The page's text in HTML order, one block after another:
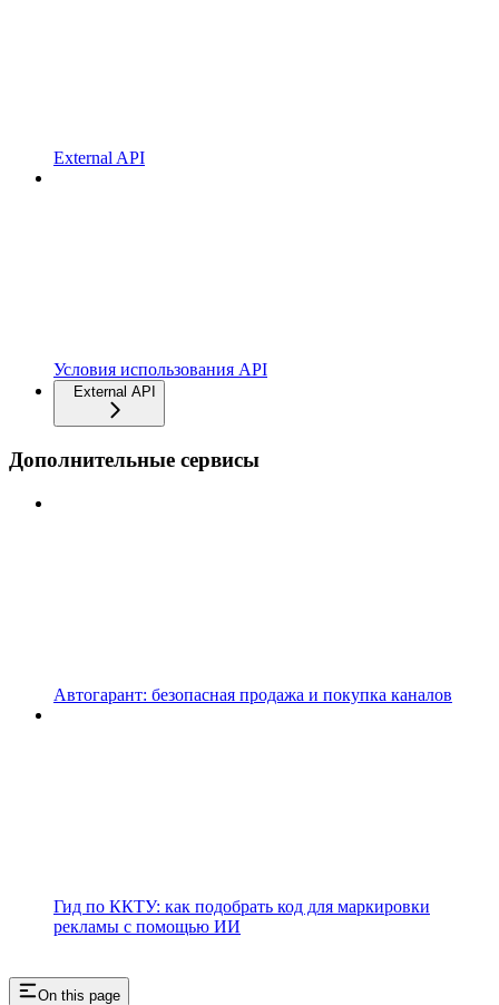
External API
Условия использования API
External API
Дополнительные сервисы
Автогарант: безопасная продажа и покупка каналов
Гид по ККТУ: как подобрать код для маркировки
рекламы с помощью ИИ
On this page